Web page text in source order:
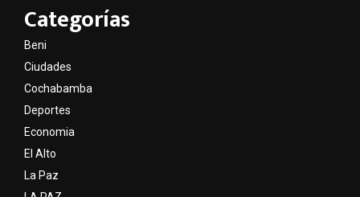
Categorías
Beni
Ciudades
Cochabamba
Deportes
Economia
El Alto
La Paz